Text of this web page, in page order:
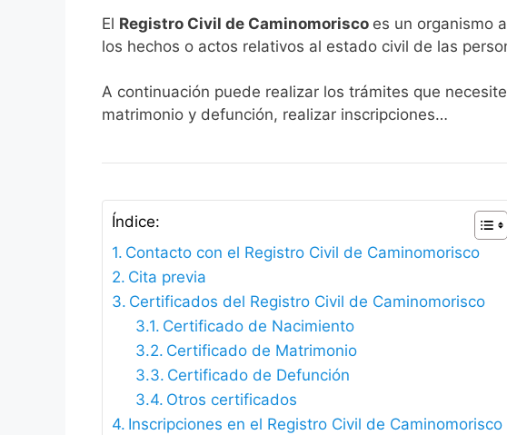
El Registro Civil de Caminomorisco es un organismo
los hechos o actos relativos al estado civil de las
A continuación puede realizar los trámites que
matrimonio y defunción, realizar inscripciones…
Índice:
Contacto con el Registro Civil de Caminomorisco
Cita previa
Certificados del Registro Civil de Caminomorisco
Certificado de Nacimiento
Certificado de Matrimonio
Certificado de Defunción
Otros certificados
Inscripciones en el Registro Civil de Caminomorisco